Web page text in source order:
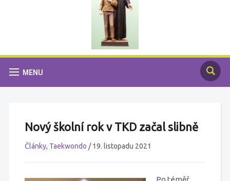
MENU
Nový školní rok v TKD začal slibně
Články, Taekwondo /19. listopadu 2021
Po téměř